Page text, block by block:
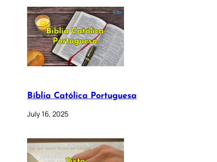
Bíblia Católica Portuguesa
July 16, 2025